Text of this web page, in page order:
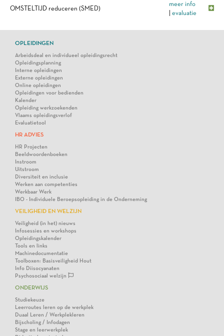
OMSTELTIJD reduceren (SMED)
meer info
evaluatie
OPLEIDINGEN
Arbeidsdeal en individueel opleidingsrecht
Opleidingsplanning
Interne opleidingen
Externe opleidingen
Online opleidingen
Opleidingen voor bedienden
Kalender
Opleiding werkzoekenden
Vlaams opleidingsverlof
Evaluatietool
HR ADVIES
HR Projecten
Beeldwoordenboeken
Instroom
Uitstroom
Diversiteit en inclusie
Werken aan competenties
Werkbaar Werk
IBO - Individuele Beroepsopleiding in de Onderneming
VEILIGHEID EN WELZIJN
Veiligheid (in het) nieuws
Infosessies en workshops
Opleidingskalender
Tools en links
Machinedocumentatie
Toolboxen: Basisveiligheid Hout
Info Diisocyanaten
Psychosociaal welzijn
ONDERWIJS
Studiekeuze
Leerroutes leren op de werkplek
Duaal Leren / Werkplekleren
Bijscholing / Infodagen
Stage en leerwerkplek